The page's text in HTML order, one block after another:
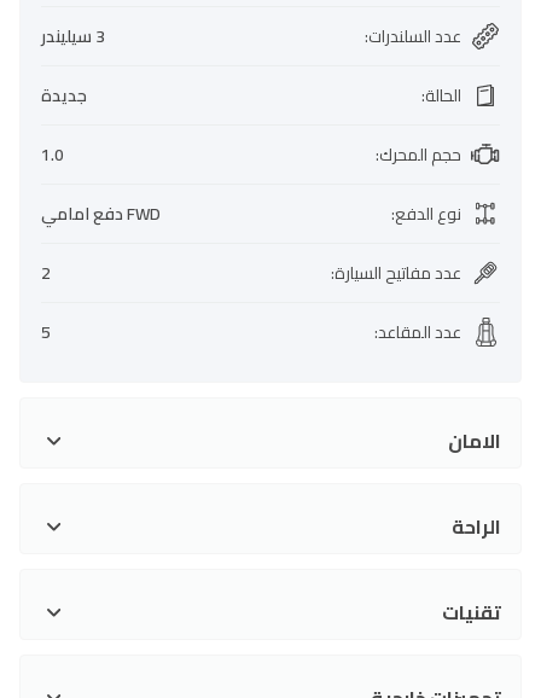
عدد السلندرات:
3 سيليندر
الحالة:
جديدة
حجم المحرك:
1.0
نوع الدفع:
FWD دفع امامي
عدد مفاتيح السيارة:
2
عدد المقاعد:
5
الامان
الراحة
تقنيات